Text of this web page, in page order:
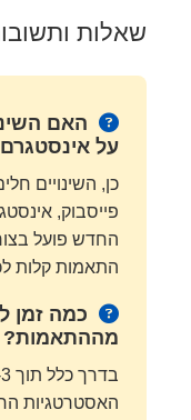
שאלות
האם
על
כן, השינויים
החדש פועל
התאמות קלות
כמה זמן
מההתאמות?
האסטרטגיות